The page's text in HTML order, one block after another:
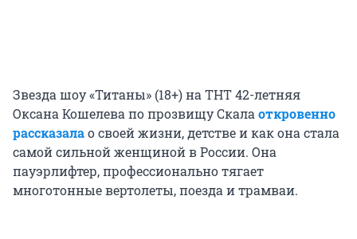
Звезда шоу «Титаны» (18+) на ТНТ 42-летняя
Оксана Кошелева по прозвищу Скала откровенно
рассказалао своей жизни, детстве и как она стала
самой сильной женщиной в России. Она
пауэрлифтер, профессионально тягает
многотонные вертолеты, поезда и трамваи.